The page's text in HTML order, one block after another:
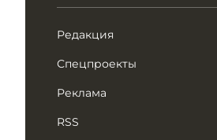
Редакция
Спецпроекты
Реклама
RSS